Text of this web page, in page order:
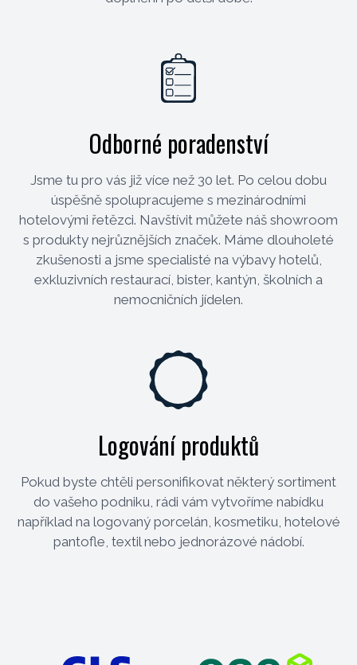
Odborné poradenství
Jsme tu pro vás již více než 30 let. Po celou dobu
úspěšně spolupracujeme s mezinárodními
hotelovými řetězci. Navštívit můžete náš showroom
s produkty nejrůznějších značek. Máme dlouholeté
zkušenosti a jsme specialisté na výbavy hotelů,
exkluzivních restaurací, bister, kantýn, školních a
nemocničních jídelen.
Logování produktů
Pokud byste chtěli personifikovat některý sortiment
do vašeho podniku, rádi vám vytvoříme nabídku
například na logovaný porcelán, kosmetiku, hotelové
pantofle, textil nebo jednorázové nádobí.